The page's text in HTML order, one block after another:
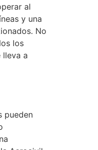
al
y una
No
los
lleva a
pueden